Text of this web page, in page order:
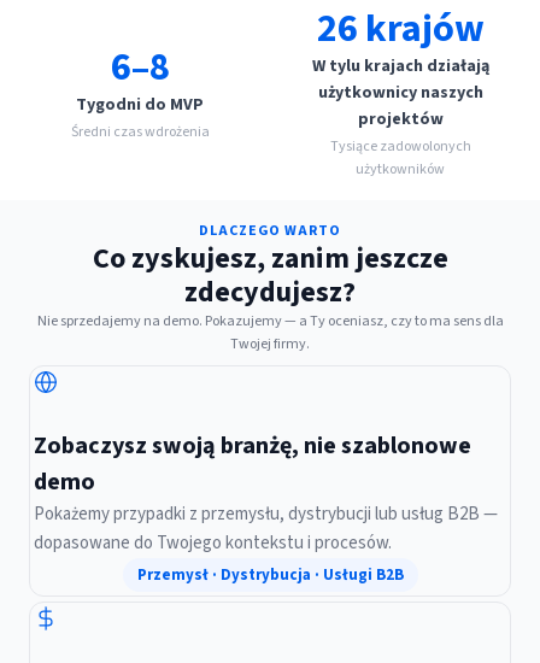
6–8
Tygodni do MVP
Średni czas wdrożenia
26 krajów
W tylu krajach działają
użytkownicy naszych
projektów
Tysiące zadowolonych
użytkowników
DLACZEGO WARTO
Co zyskujesz, zanim jeszcze
zdecydujesz?
Nie sprzedajemy na demo. Pokazujemy — a Ty oceniasz, czy to ma sens dla
Twojej firmy.
Zobaczysz swoją branżę, nie szablonowe
demo
Pokażemy przypadki z przemysłu, dystrybucji lub usług B2B —
dopasowane do Twojego kontekstu i procesów.
Przemysł · Dystrybucja · Usługi B2B